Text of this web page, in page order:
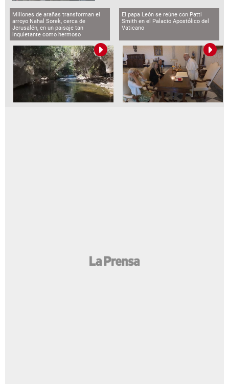
Millones de arañas transforman el
arroyo Nahal Sorek, cerca de
Jerusalén, en un paisaje tan
inquietante como hermoso
El papa León se reúne con Patti
Smith en el Palacio Apostólico del
Vaticano